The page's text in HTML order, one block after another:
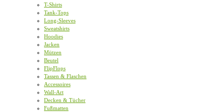
T-Shirts
Tank-Tops
Long-Sleeves
Sweatshirts
Hoodies
Jacken
Mützen
Beutel
FlipFlops
Tassen & Flaschen
Accessoires
Wall-Art
Decken & Tücher
Fußmatten